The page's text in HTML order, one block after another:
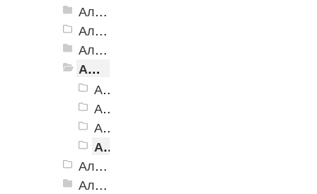
Алюминиевый угол-порог АУ-38, 38x20 мм
Алюминиевый угол-порог АУ-42 Евро, 2500мм
Алюминиевый угол-порог АУ-42, 42x23 мм
Алюминиевый угол-порог АУ-42 (на клеевой основе)
Алюминиевый угол-порог АУ-42 (на клеевой основе), 42x23 мм, алюминий
Алюминиевый угол-порог АУ-42 (на клеевой основе), 42x23 мм, желтый
Алюминиевый угол-порог АУ-42 (на клеевой основе), 42x23 мм, коричневый
Алюминиевый угол-порог АУ-42 (на клеевой основе), 42x23 мм, серый
Алюминиевый угол-порог АУ-50 Евро, 2500мм
Алюминиевый угол-порог АУ-50 премиум